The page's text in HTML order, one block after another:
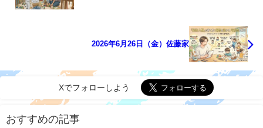
2026年6月26日（金）佐藤家
Xでフォローしよう
おすすめの記事